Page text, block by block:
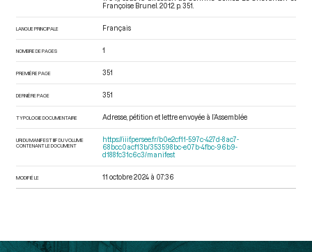
Françoise Brunel. 2012. p. 351.
LANGUE PRINCIPALE Français
NOMBRE DE PAGES 1
PREMIÈRE PAGE 351
DERNIÈRE PAGE 351
TYPOLOGIE DOCUMENTAIRE Adresse, pétition et lettre envoyée à l’Assemblée
URI DU MANIFEST IIIF DU VOLUME
CONTENANT LE DOCUMENT
https://iiif.persee.fr/b0e2cf11-597c-427d-8ac7-
68bcc0acf13b/353598bc-e07b-4fbc-96b9-
d188fc31c6c3/manifest
MODIFIÉ LE 11 octobre 2024 à 07:36